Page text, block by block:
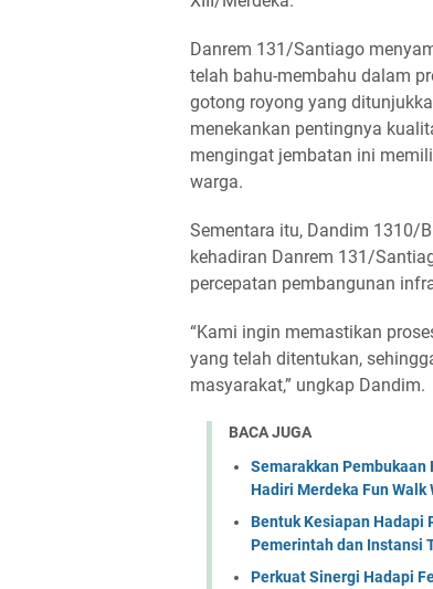
Danrem 131/Santiago
telah bahu-membahu dalam
gotong royong yang
menekankan pentingnya
mengingat jembatan ini
warga.
Sementara itu, Dandim 1310/
kehadiran Danrem 131/
percepatan pembangunan
“Kami ingin memastikan
yang telah ditentukan,
masyarakat,” ungkap Dandim.
BACA JUGA
Semarakkan Pembukaan
Hadiri Merdeka Fun
Bentuk Kesiapan Hadapi
Pemerintah dan Instansi
Perkuat Sinergi Hadapi